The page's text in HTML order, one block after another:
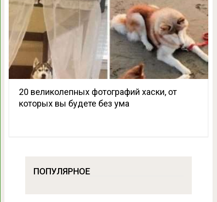
20 великолепных фотографий хаски, от
которых вы будете без ума
ПОПУЛЯРНОЕ